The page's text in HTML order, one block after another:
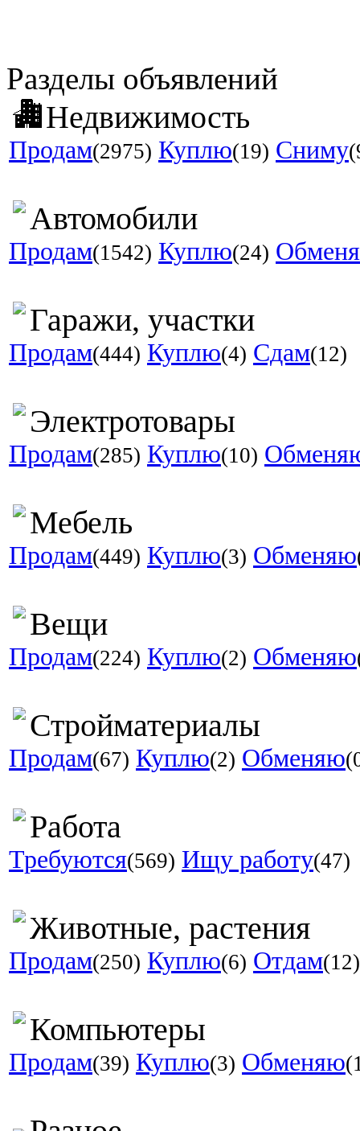
Разделы объявлений
Недвижимость
Продам(2975) Куплю(19) Сниму
Автомобили
Продам(1542) Куплю(24)
Гаражи, участки
Продам(444) Куплю(4) Сдам(12)
Электротовары
Продам(285) Куплю(10)
Мебель
Продам(449) Куплю(3) Обменяю
Вещи
Продам(224) Куплю(2) Обменяю
Стройматериалы
Продам(67) Куплю(2) Обменяю
Работа
Требуются(569) Ищу работу(47)
Животные, растения
Продам(250) Куплю(6) Отдам(12)
Компьютеры
Продам(39) Куплю(3) Обменяю